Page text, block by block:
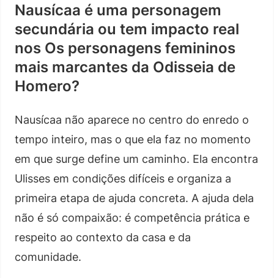
Nausícaa é uma personagem
secundária ou tem impacto real
nos Os personagens femininos
mais marcantes da Odisseia de
Homero?
Nausícaa não aparece no centro do enredo o
tempo inteiro, mas o que ela faz no momento
em que surge define um caminho. Ela encontra
Ulisses em condições difíceis e organiza a
primeira etapa de ajuda concreta. A ajuda dela
não é só compaixão: é competência prática e
respeito ao contexto da casa e da
comunidade.